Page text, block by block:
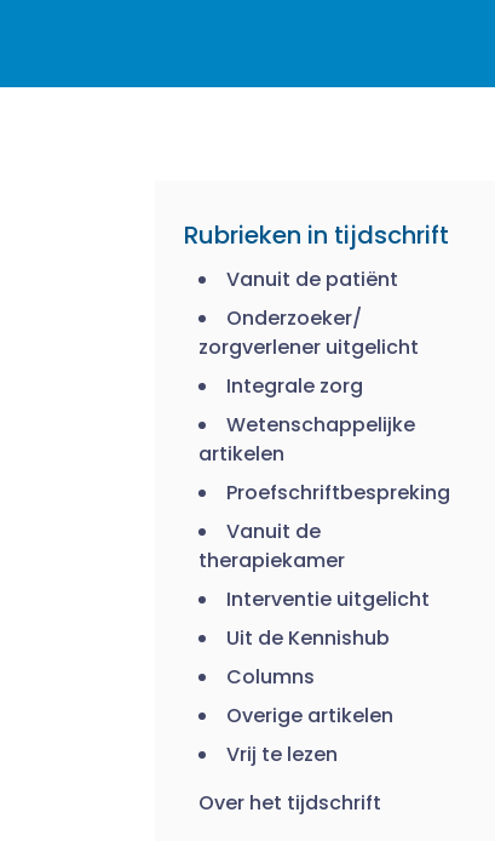
Rubrieken in tijdschrift
Vanuit de patiënt
Onderzoeker/
zorgverlener uitgelicht
Integrale zorg
Wetenschappelijke
artikelen
Proefschriftbespreking
Vanuit de
therapiekamer
Interventie uitgelicht
Uit de Kennishub
Columns
Overige artikelen
Vrij te lezen
Over het tijdschrift